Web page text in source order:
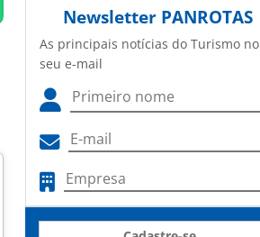
Newsletter PANROTAS
As principais notícias do Turismo no
seu e-mail